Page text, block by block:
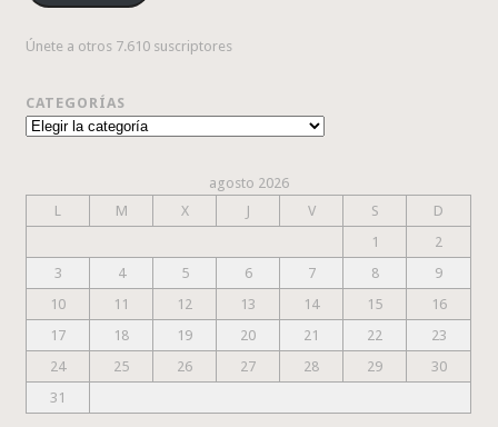
Únete a otros 7.610 suscriptores
CATEGORÍAS
Categorías
agosto 2026
L
M X J V S
D
1
2
3
4 5 6 7 8
9
10
11 12 13 14 15
16
17
18 19 20 21 22
23
24
25 26 27 28 29
30
31